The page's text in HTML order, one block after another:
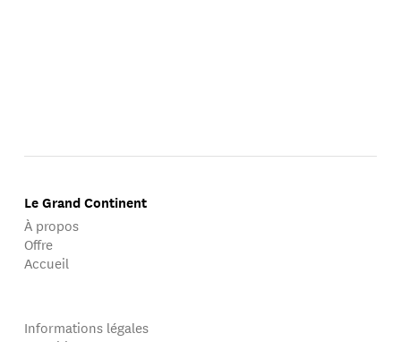
Le Grand Continent
À propos
Offre
Accueil
Informations légales